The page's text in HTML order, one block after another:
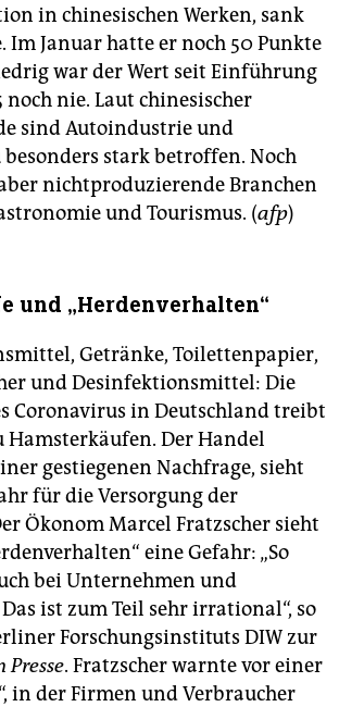
in chinesischen Werken, sank
Im Januar hatte er noch 50 Punkte
war der Wert seit Einführung
noch nie. Laut chinesischer
sind Autoindustrie und
stark betroffen. Noch
nichtproduzierende Branchen
und Tourismus. (afp)
und „Herdenverhalten“
Getränke, Toilettenpapier,
und Desinfektionsmittel: Die
Coronavirus in Deutschland treibt
Hamsterkäufen. Der Handel
gestiegenen Nachfrage, sieht
für die Versorgung der
Ökonom Marcel Fratzscher sieht
eine Gefahr: „So
bei Unternehmen und
ist zum Teil sehr irrational“, so
Forschungsinstituts DIW zur
Presse. Fratzscher warnte vor einer
in der Firmen und Verbraucher